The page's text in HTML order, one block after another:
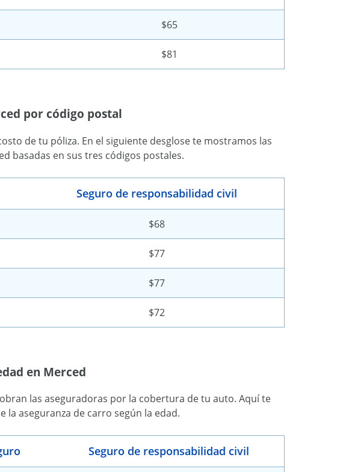
$65
$81
por código postal
de tu póliza. En el siguiente desglose te mostramos las
basadas en sus tres códigos postales.
Seguro de responsabilidad civil
$68
$77
$77
$72
en Merced
las aseguradoras por la cobertura de tu auto. Aquí te
la aseguranza de carro según la edad.
Seguro de responsabilidad civil